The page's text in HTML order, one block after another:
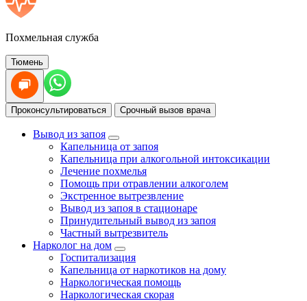
Похмельная служба
Тюмень
Проконсультироваться Срочный вызов врача
Вывод из запоя
Капельница от запоя
Капельница при алкогольной интоксикации
Лечение похмелья
Помощь при отравлении алкоголем
Экстренное вытрезвление
Вывод из запоя в стационаре
Принудительный вывод из запоя
Частный вытрезвитель
Нарколог на дом
Госпитализация
Капельница от наркотиков на дому
Наркологическая помощь
Наркологическая скорая